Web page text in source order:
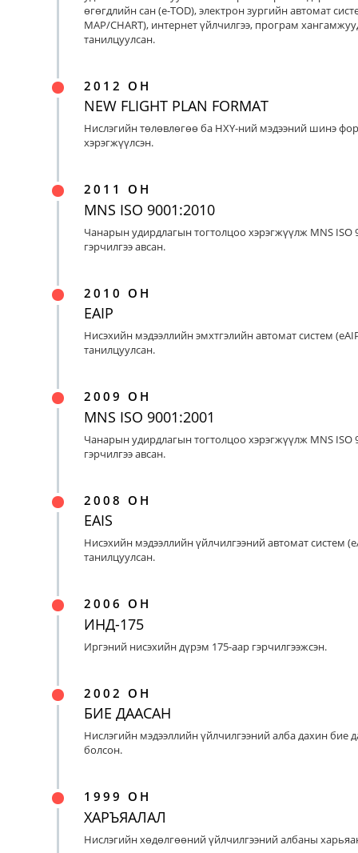
өгөгдлийн сан (e-TOD), электрон зургийн автомат
MAP/CHART), интернет үйлчилгээ, програм
танилцуулсан.
2012 ОН
NEW FLIGHT PLAN FORMAT
Нислэгийн төлөвлөгөө ба НХҮ-ний мэдээний шинэ
хэрэгжүүлсэн.
2011 ОН
MNS ISO 9001:2010
Чанарын удирдлагын тогтолцоо хэрэгжүүлж MNS ISO
гэрчилгээ авсан.
2010 ОН
EAIP
Нисэхийн мэдээллийн эмхтгэлийн автомат систем
танилцуулсан.
2009 ОН
MNS ISO 9001:2001
Чанарын удирдлагын тогтолцоо хэрэгжүүлж MNS ISO
гэрчилгээ авсан.
2008 ОН
EAIS
Нисэхийн мэдээллийн үйлчилгээний автомат систем
танилцуулсан.
2006 ОН
ИНД-175
Иргэний нисэхийн дүрэм 175-аар гэрчилгээжсэн.
2002 ОН
БИЕ ДААСАН
Нислэгийн мэдээллийн үйлчилгээний алба дахин бие
болсон.
1999 ОН
ХАРЪЯАЛАЛ
Нислэгийн хөдөлгөөний үйлчилгээний албаны